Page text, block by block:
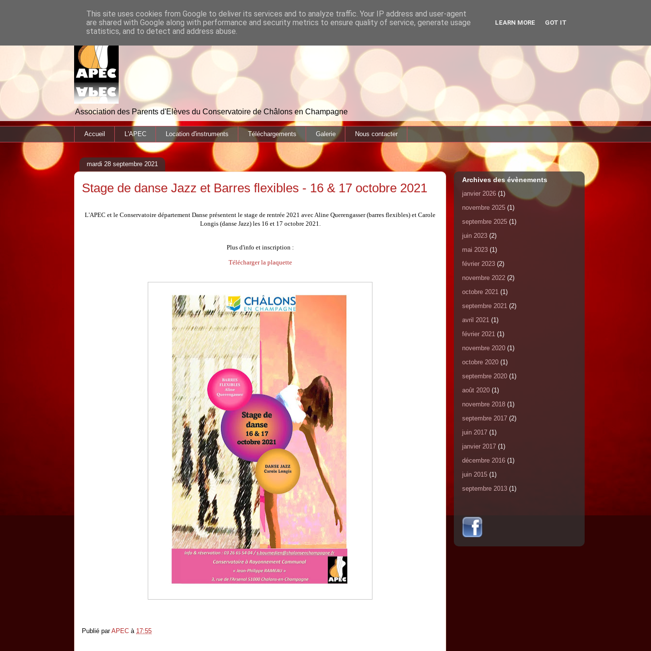
Association des Parents d'Elèves du Conservatoire de Châlons en Champagne
Accueil L'APEC Location d'instruments Téléchargements Galerie Nous contacter
mardi 28 septembre 2021
Stage de danse Jazz et Barres flexibles - 16 & 17 octobre 2021
L'APEC et le Conservatoire département Danse présentent le stage de rentrée 2021 avec Aline Querengasser (barres flexibles) et Carole
Longis (danse Jazz) les 16 et 17 octobre 2021.
Plus d'info et inscription :
Télécharger la plaquette
Publié parAPEC à 17:55
Archives des évènements
janvier 2026 (1)
novembre 2025 (1)
septembre 2025 (1)
juin 2023 (2)
mai 2023 (1)
février 2023 (2)
novembre 2022 (2)
octobre 2021 (1)
septembre 2021 (2)
avril 2021 (1)
février 2021 (1)
novembre 2020 (1)
octobre 2020 (1)
septembre 2020 (1)
août 2020 (1)
novembre 2018 (1)
septembre 2017 (2)
juin 2017 (1)
janvier 2017 (1)
décembre 2016 (1)
juin 2015 (1)
septembre 2013 (1)
This site uses cookies from Google to deliver its services and to analyze traffic. Your IP address and user-agent
are shared with Google along with performance and security metrics to ensure quality of service, generate usage
statistics, and to detect and address abuse.
LEARN MORE GOT IT